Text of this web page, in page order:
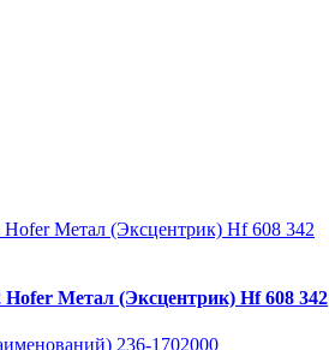
Метал (Эксцентрик) Hf 608 342